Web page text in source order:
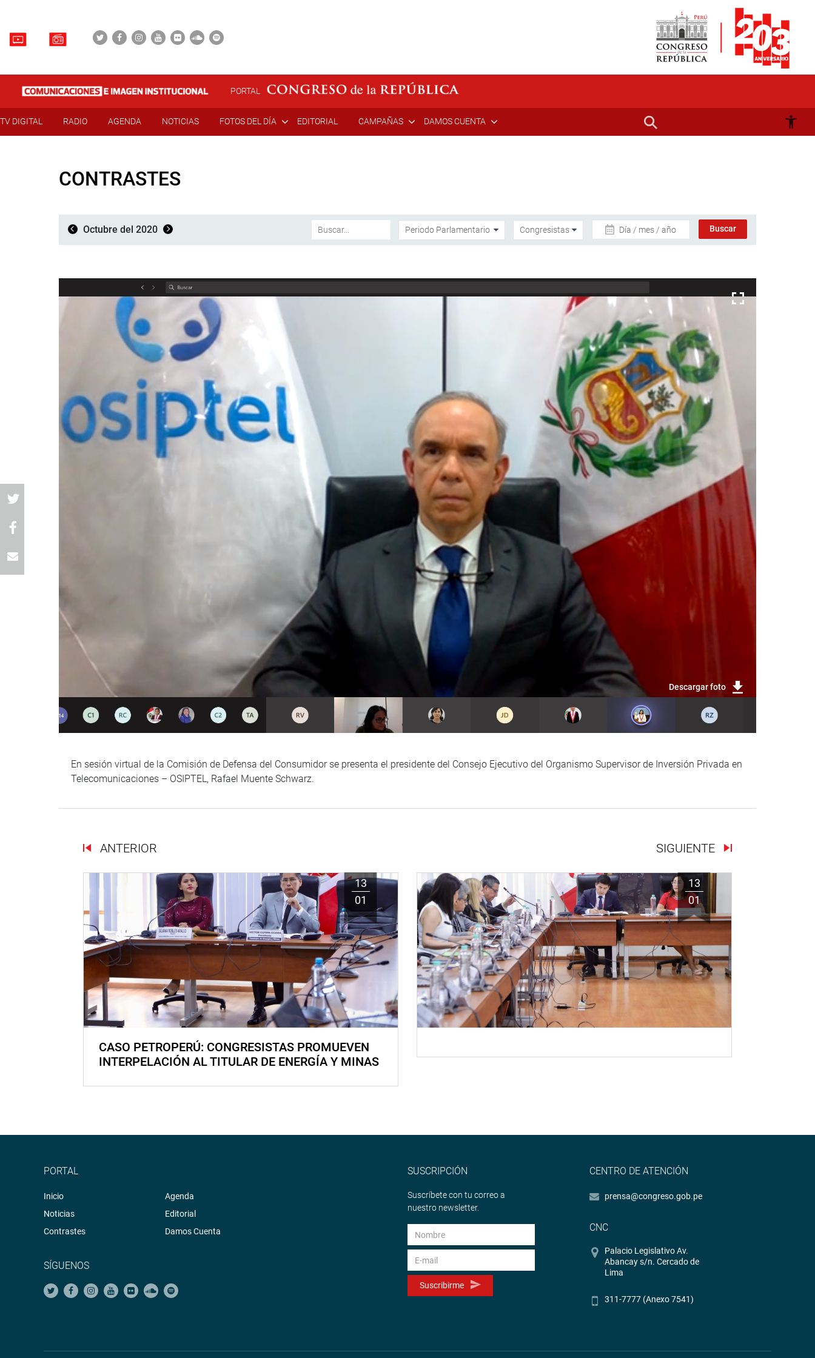
PORTAL
TV DIGITAL RADIO AGENDA NOTICIAS FOTOS DEL DÍA EDITORIAL CAMPAÑAS DAMOS CUENTA
CONTRASTES
Octubre del 2020 Día / mes / año
Descargar foto
En sesión virtual de la Comisión de Defensa del Consumidor se presenta el presidente del Consejo Ejecutivo del Organismo Supervisor de Inversión Privada en
Telecomunicaciones – OSIPTEL, Rafael Muente Schwarz.
ANTERIOR SIGUIENTE
13
01
CASO PETROPERÚ: CONGRESISTAS PROMUEVEN
INTERPELACIÓN AL TITULAR DE ENERGÍA Y MINAS
13
01
PORTAL
Inicio
Noticias
Contrastes
Agenda
Editorial
Damos Cuenta
SÍGUENOS
SUSCRIPCIÓN
Suscríbete con tu correo a
nuestro newsletter.
Suscribirme
CENTRO DE ATENCIÓN
prensa@congreso.gob.pe
CNC
Palacio Legislativo Av.
Abancay s/n. Cercado de
Lima
311-7777 (Anexo 7541)